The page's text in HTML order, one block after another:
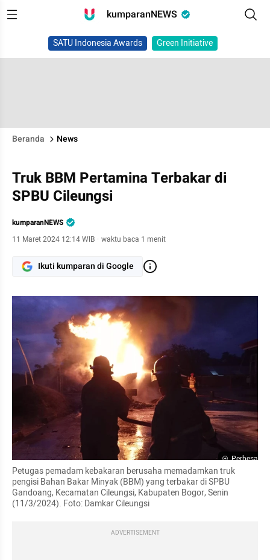
kumparanNEWS
SATU Indonesia Awards Green Initiative
Beranda News
Truk BBM Pertamina Terbakar di
SPBU Cileungsi
kumparanNEWS
11 Maret 2024 12:14 WIB · waktu baca 1 menit
Ikuti kumparan di Google
Perbesar
Petugas pemadam kebakaran berusaha memadamkan truk
pengisi Bahan Bakar Minyak (BBM) yang terbakar di SPBU
Gandoang, Kecamatan Cileungsi, Kabupaten Bogor, Senin
(11/3/2024). Foto: Damkar Cileungsi
ADVERTISEMENT